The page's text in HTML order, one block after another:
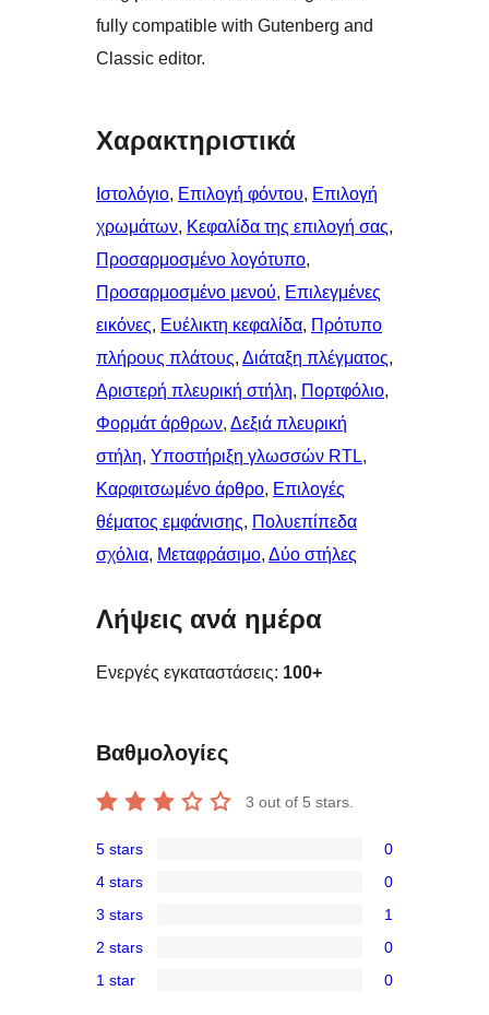
fully compatible with Gutenberg and
Classic editor.
Χαρακτηριστικά
Ιστολόγιο, Επιλογή φόντου, Επιλογή
χρωμάτων, Κεφαλίδα της επιλογή σας
Προσαρμοσμένο λογότυπο
Προσαρμοσμένο μενού, Επιλεγμένες
εικόνες, Ευέλικτη κεφαλίδα, Πρότυπο
πλήρους πλάτους, Διάταξη πλέγματος
Αριστερή πλευρική στήλη, Πορτφόλιο
Φορμάτ άρθρων, Δεξιά πλευρική
στήλη, Υποστήριξη γλωσσών RTL
Καρφιτσωμένo άρθρo, Επιλογές
θέματος εμφάνισης, Πολυεπίπεδα
σχόλια, Μεταφράσιμο, Δύο στήλες
Λήψεις ανά ημέρα
Ενεργές εγκαταστάσεις: 100+
Βαθμολογίες
3 out of 5 stars.
5-
star
reviews
5 stars 0
4-
star
reviews
4 stars 0
3-
star
3 stars 1
2-
2 stars 0
1 star 0